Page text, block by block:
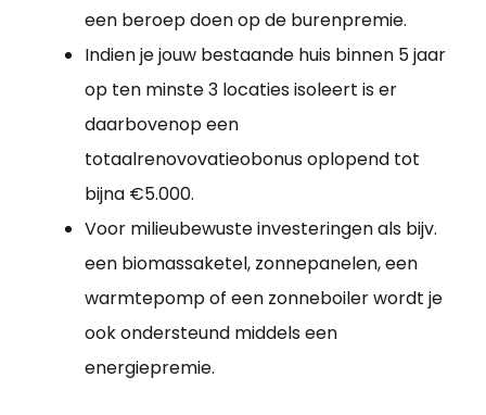
een beroep doen op de burenpremie.
Indien je jouw bestaande huis binnen 5 jaar
op ten minste 3 locaties isoleert is er
daarbovenop een
totaalrenovovatieobonus oplopend tot
bijna €5.000.
Voor milieubewuste investeringen als bijv.
een biomassaketel, zonnepanelen, een
warmtepomp of een zonneboiler wordt je
ook ondersteund middels een
energiepremie.